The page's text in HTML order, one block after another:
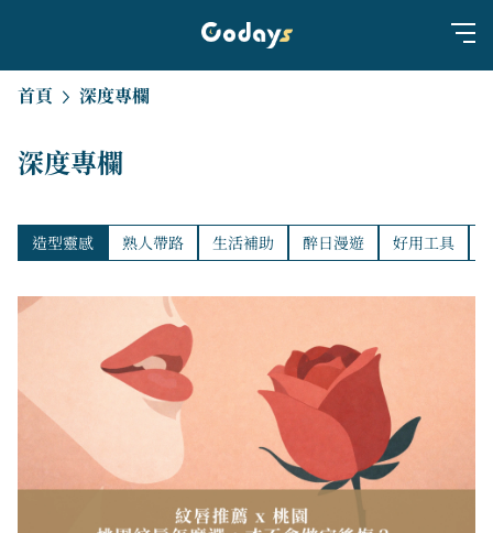
首頁 深度專欄
深度專欄
造型靈感 熟人帶路 生活補助 醉日漫遊 好用工具